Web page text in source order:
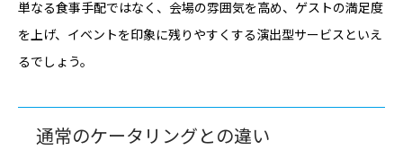
単なる食事手配ではなく、会場の雰囲気を高め、ゲストの満足度
を上げ、イベントを印象に残りやすくする演出型サービスといえ
るでしょう。
通常のケータリングとの違い